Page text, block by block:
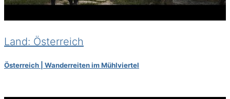
Land: Österreich
Österreich | Wanderreiten im Mühlviertel